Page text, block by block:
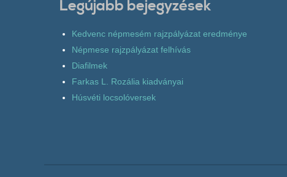
Legújabb bejegyzések
Kedvenc népmesém rajzpályázat eredménye
Népmese rajzpályázat felhívás
Diafilmek
Farkas L. Rozália kiadványai
Húsvéti locsolóversek